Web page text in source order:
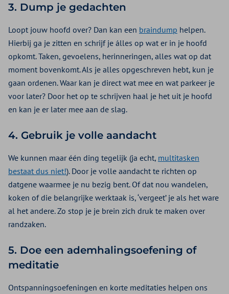
3. Dump je gedachten
Loopt jouw hoofd over? Dan kan een braindump helpen.
Hierbij ga je zitten en schrijf je álles op wat er in je hoofd
opkomt. Taken, gevoelens, herinneringen, alles wat op dat
moment bovenkomt. Als je alles opgeschreven hebt, kun je
gaan ordenen. Waar kan je direct wat mee en wat parkeer je
voor later? Door het op te schrijven haal je het uit je hoofd
en kan je er later mee aan de slag.
4. Gebruik je volle aandacht
We kunnen maar één ding tegelijk (ja echt, multitasken
bestaat dus niet!). Door je volle aandacht te richten op
datgene waarmee je nu bezig bent. Of dat nou wandelen,
koken of die belangrijke werktaak is, ‘vergeet’ je als het ware
al het andere. Zo stop je je brein zich druk te maken over
randzaken.
5. Doe een ademhalingsoefening of
meditatie
Ontspanningsoefeningen en korte meditaties helpen ons